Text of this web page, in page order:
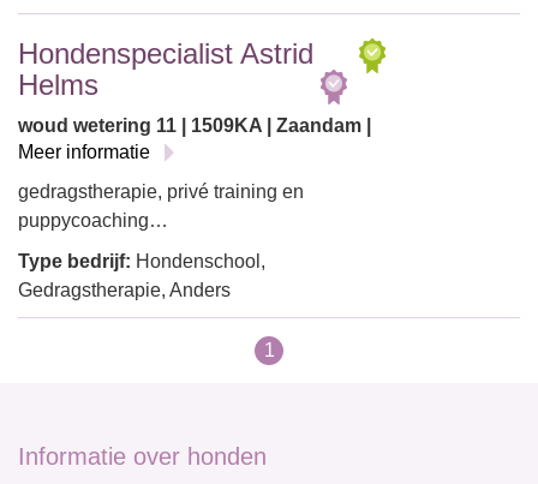
Hondenspecialist Astrid
Helms
woud wetering 11 | 1509KA | Zaandam |
Meer informatie
gedragstherapie, privé training en
puppycoaching…
Type bedrijf: Hondenschool,
Gedragstherapie, Anders
1
Informatie over honden